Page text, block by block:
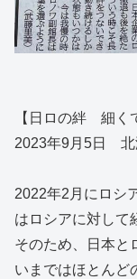
【日ロの絆 細く
2023年9月5日 北
2022年2月にロシ
はロシアに対して
そのため、日本と
いまではほとんど